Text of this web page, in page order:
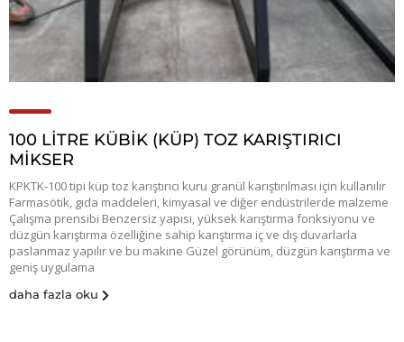
100 LİTRE KÜBİK (KÜP) TOZ KARIŞTIRICI
MİKSER
KPKTK-100 tipi küp toz karıştırıcı kuru granül karıştırılması için kullanılır
Farmasötik, gıda maddeleri, kimyasal ve diğer endüstrilerde malzeme
Çalışma prensibi Benzersiz yapısı, yüksek karıştırma fonksiyonu ve
düzgün karıştırma özelliğine sahip karıştırma iç ve dış duvarlarla
paslanmaz yapılır ve bu makine Güzel görünüm, düzgün karıştırma ve
geniş uygulama
daha fazla oku